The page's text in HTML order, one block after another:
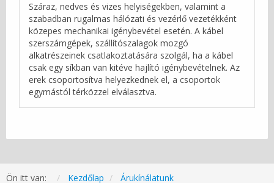
Száraz, nedves és vizes helyiségekben, valamint a
szabadban rugalmas hálózati és vezérlő vezetékként
közepes mechanikai igénybevétel esetén. A kábel
szerszámgépek, szállítószalagok mozgó
alkatrészeinek csatlakoztatására szolgál, ha a kábel
csak egy síkban van kitéve hajlító igénybevételnek. Az
erek csoportosítva helyezkednek el, a csoportok
egymástól térközzel elválasztva.
Ön itt van: Kezdőlap
Árukínálatunk